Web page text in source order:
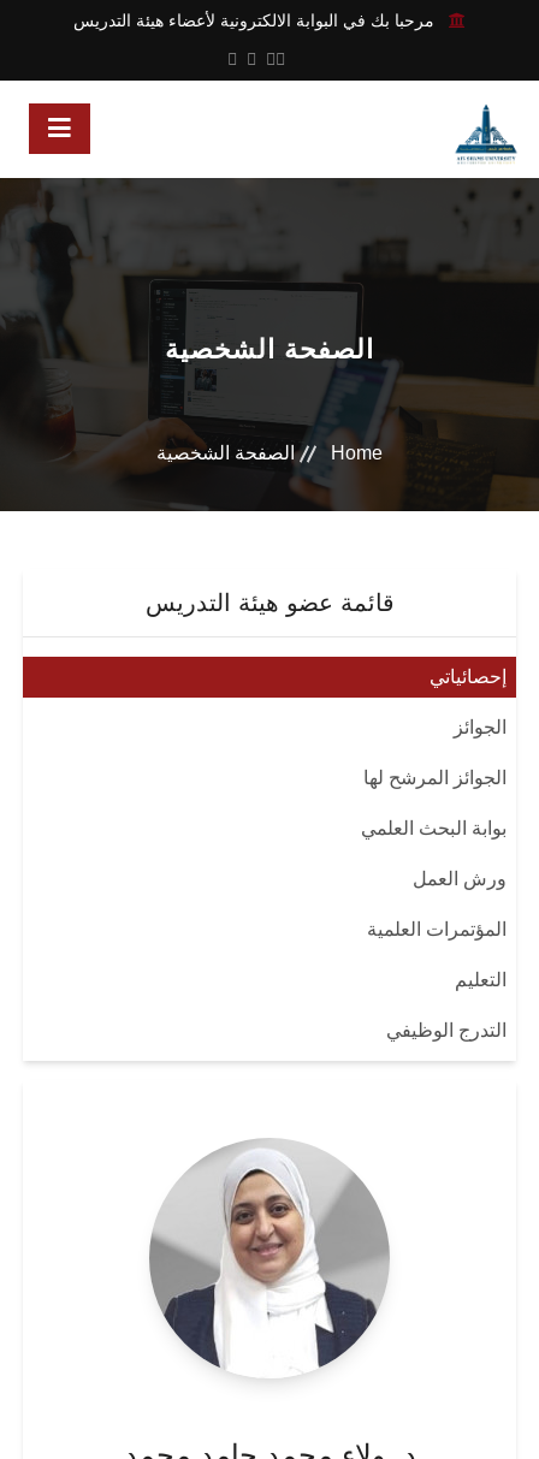
مرحبا بك في البوابة الالكترونية لأعضاء هيئة التدريس
الصفحة الشخصية
Home الصفحة الشخصية
قائمة عضو هيئة التدريس
إحصائياتي
الجوائز
الجوائز المرشح لها
بوابة البحث العلمي
ورش العمل
المؤتمرات العلمية
التعليم
التدرج الوظيفي